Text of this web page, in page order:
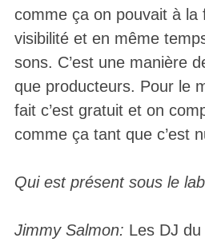
comme ça on pouvait à la
visibilité et en même
sons. C’est une manière
que producteurs. Pour le
fait c’est gratuit et on
comme ça tant que c’est
Qui est présent sous le
Jimmy Salmon: Les DJ du